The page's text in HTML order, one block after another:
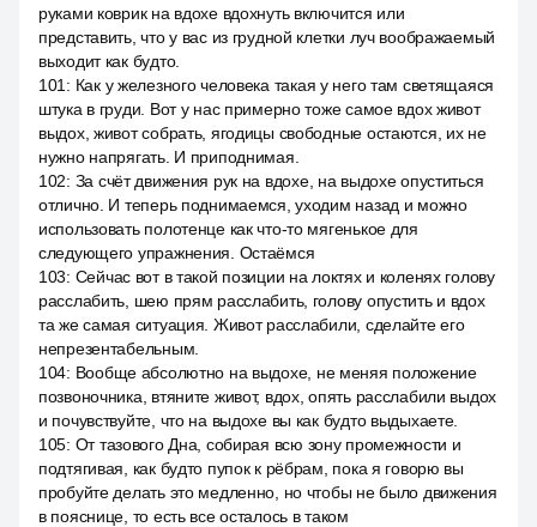
руками коврик на вдохе вдохнуть включится или
представить, что у вас из грудной клетки луч воображаемый
выходит как будто.
101 : Как у железного человека такая у него там светящаяся
штука в груди. Вот у нас примерно тоже самое вдох живот
выдох, живот собрать, ягодицы свободные остаются, их не
нужно напрягать. И приподнимая.
102: За счёт движения рук на вдохе, на выдохе опуститься
отлично. И теперь поднимаемся, уходим назад и можно
использовать полотенце как что-то мягенькое для
следующего упражнения. Остаёмся
103: Сейчас вот в такой позиции на локтях и коленях голову
расслабить, шею прям расслабить, голову опустить и вдох
та же самая ситуация. Живот расслабили, сделайте его
непрезентабельным.
104: Вообще абсолютно на выдохе, не меняя положение
позвоночника, втяните живот, вдох, опять расслабили выдох
и почувствуйте, что на выдохе вы как будто выдыхаете.
105: От тазового Дна, собирая всю зону промежности и
подтягивая, как будто пупок к рёбрам, пока я говорю вы
пробуйте делать это медленно, но чтобы не было движения
в пояснице, то есть все осталось в таком